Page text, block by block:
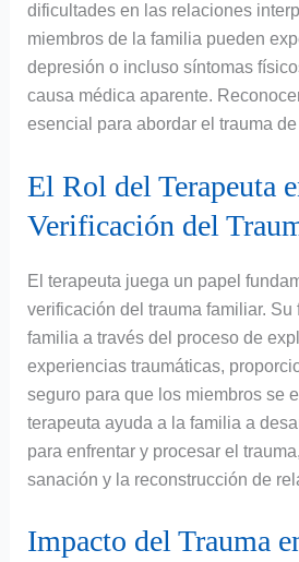
dificultades en las relaciones
miembros de la familia pueden
depresión o incluso síntomas
causa médica aparente.
esencial para abordar el trauma
El Rol del Terapeuta
Verificación del
El terapeuta juega un papel
verificación del trauma familiar. Su
familia a través del proceso de
experiencias traumáticas,
seguro para que los miembros se
terapeuta ayuda a la familia a
para enfrentar y procesar el
sanación y la reconstrucción de
Impacto del Trauma